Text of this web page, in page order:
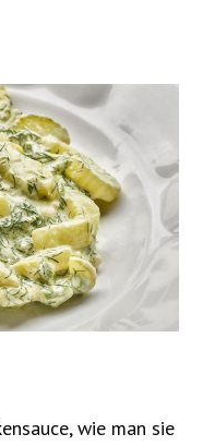
wie man sie